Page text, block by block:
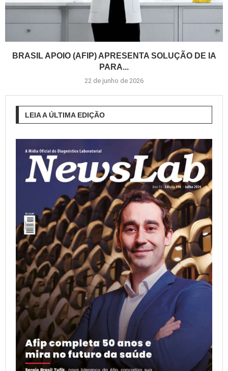
BRASIL APOIO (AFIP) APRESENTA SOLUÇÃO DE IA
PARA...
22 de junho de 2026
LEIA A ÚLTIMA EDIÇÃO